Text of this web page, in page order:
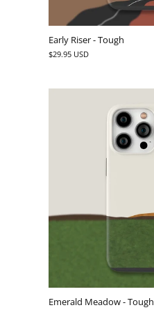
Early Riser - Tough
$29.95 USD
Emerald Meadow - Tough